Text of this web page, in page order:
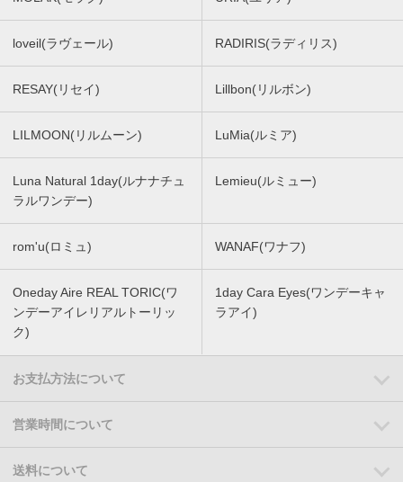
loveil(ラヴェール) RADIRIS(ラディリス)
RESAY(リセイ) Lillbon(リルボン)
LILMOON(リルムーン) LuMia(ルミア)
Luna Natural 1day(ルナナチュ
ラルワンデー)
Lemieu(ルミュー)
rom'u(ロミュ) WANAF(ワナフ)
Oneday Aire REAL TORIC(ワ
ンデーアイレリアルトーリッ
ク)
1day Cara Eyes(ワンデーキャ
ラアイ)
お支払方法について
営業時間について
送料について